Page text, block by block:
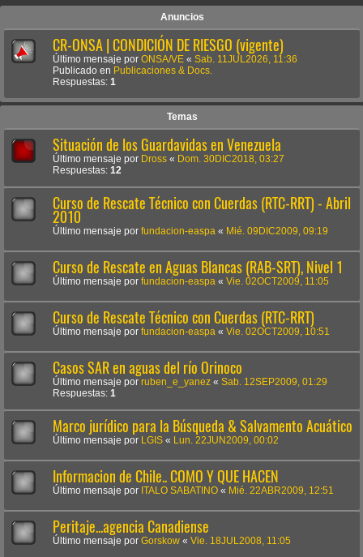
Anuncios
CR-ONSA | CONDICIÓN DE RIESGO (vigente)
Último mensaje por ONSA/VE « Sab. 11JUL2026, 11:36
Publicado en Publicaciones & Docs.
Respuestas: 1
Temas
Situación de los Guardavidas en Venezuela
Último mensaje por Dross « Dom. 30DIC2018, 03:27
Respuestas: 12
Curso de Rescate Técnico con Cuerdas (RTC-RRT) - Abril
2010
Último mensaje por fundacion-easpa « Mié. 09DIC2009, 09:19
Curso de Rescate en Aguas Blancas (RAB-SRT), Nivel 1
Último mensaje por fundacion-easpa « Vie. 02OCT2009, 11:05
Curso de Rescate Técnico con Cuerdas (RTC-RRT)
Último mensaje por fundacion-easpa « Vie. 02OCT2009, 10:51
Casos SAR en aguas del río Orinoco
Último mensaje por ruben_e_yanez « Sab. 12SEP2009, 01:29
Respuestas: 1
Marco jurídico para la Búsqueda & Salvamento Acuático
Último mensaje por LGIS « Lun. 22JUN2009, 00:02
Informacion de Chile.. COMO Y QUE HACEN
Último mensaje por ITALO SABATINO « Mié. 22ABR2009, 12:51
Peritaje...agencia Canadiense
Último mensaje por Gorskow « Vie. 18JUL2008, 11:05